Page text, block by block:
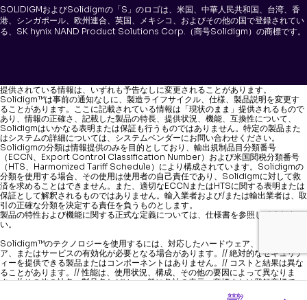
SOLIDIGMおよびSolidigmの「S」のロゴは、米国、中華人民共和国、台湾、香
港、シンガポール、欧州連合、英国、メキシコ、およびその他の国で登録されてい
る、SK hynix NAND Product Solutions Corp.（商号Solidigm）の商標です。
提供されている情報は、いずれも予告なしに変更されることがあります。
Solidigm™は事前の通知なしに、製造ライフサイクル、仕様、製品説明を変更す
ることがあります。ここに記載されている情報は「現状のまま」提供されるもので
あり、情報の正確さ、記載した製品の特長、提供状況、機能、互換性について、
Solidigmはいかなる表明または保証も行うものではありません。特定の製品また
はシステムの詳細については、システムベンダーにお問い合わせください。
Solidigmの分類は情報提供のみを目的としており、輸出規制品目分類番号
（ECCN、Export Control Classification Number）および米国関税分類番号
（HTS、Harmonized Tariff Schedule）により構成されています。Solidigmの
分類を使用する場合、その使用は使用者の自己責任であり、Solidigmに対して救
済を求めることはできません。また、適切なECCNまたはHTSに関する表明または
保証として解釈されるものではありません。輸入業者および/または輸出業者は、取
引の正確な分類を決定する責任を負うものとします。
製品の特性および機能に関する正式な定義については、仕様書を参照してくださ
い。
Solidigm™のテクノロジーを使用するには、対応したハードウェア、ソフトウェ
ア、またはサービスの有効化が必要となる場合があります。// 絶対的なセキュリテ
ィーを提供できる製品またはコンポーネントはありません。// コストと結果は異な
ることがあります。// 性能は、使用状況、構成、その他の要因によって異なりま
す。// その他の社名、製品名などは、一般に各社の表示、商標または登録商標で
す。// Solidigmが開示している法的通知および免責条項の全文をご覧ください。//